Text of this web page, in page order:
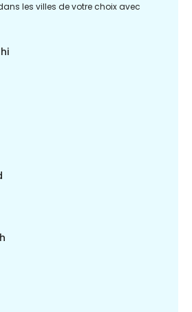
les villes de votre choix avec